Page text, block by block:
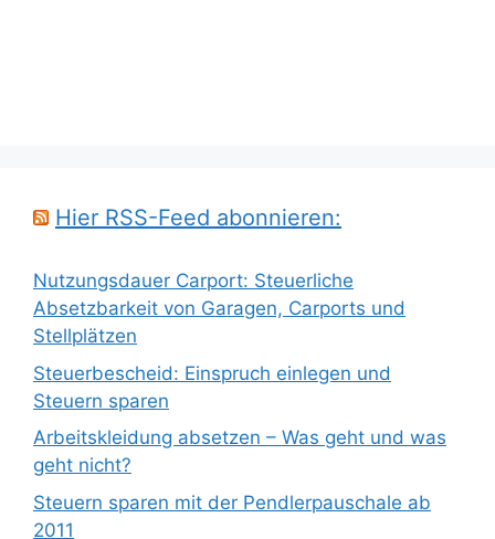
Hier RSS-Feed abonnieren:
Nutzungsdauer Carport: Steuerliche
Absetzbarkeit von Garagen, Carports und
Stellplätzen
Steuerbescheid: Einspruch einlegen und
Steuern sparen
Arbeitskleidung absetzen – Was geht und was
geht nicht?
Steuern sparen mit der Pendlerpauschale ab
2011